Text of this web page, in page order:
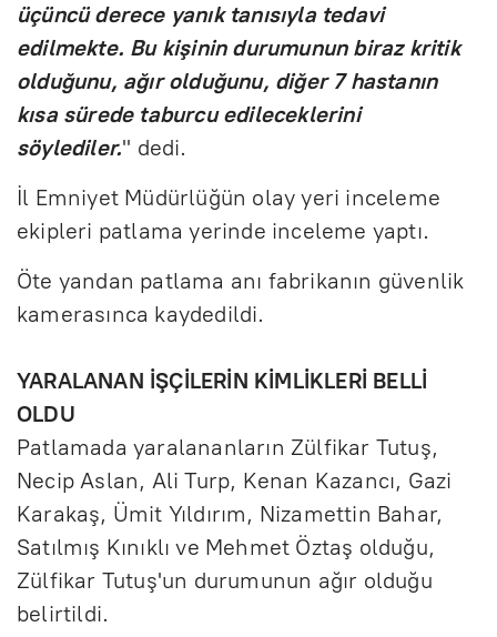
üçüncü derece yanık tanısıyla tedavi
edilmekte. Bu kişinin durumunun biraz kritik
olduğunu, ağır olduğunu, diğer 7 hastanın
kısa sürede taburcu edileceklerini
söylediler." dedi.
İl Emniyet Müdürlüğün olay yeri inceleme
ekipleri patlama yerinde inceleme yaptı.
Öte yandan patlama anı fabrikanın güvenlik
kamerasınca kaydedildi.
YARALANAN İŞÇİLERİN KİMLİKLERİ BELLİ
OLDU
Patlamada yaralananların Zülfikar Tutuş,
Necip Aslan, Ali Turp, Kenan Kazancı, Gazi
Karakaş, Ümit Yıldırım, Nizamettin Bahar,
Satılmış Kınıklı ve Mehmet Öztaş olduğu,
Zülfikar Tutuş'un durumunun ağır olduğu
belirtildi.